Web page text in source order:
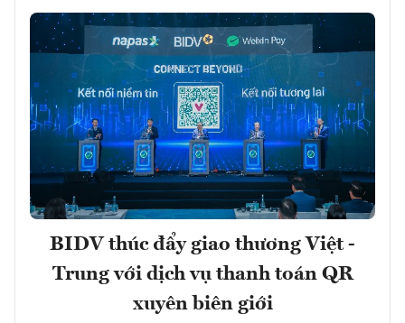
BIDV thúc đẩy giao thương Việt -
Trung với dịch vụ thanh toán QR
xuyên biên giới